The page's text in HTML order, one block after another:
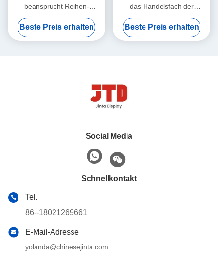
beansprucht Reihen-
Schwarzes geschweißtes
Stahlfach BV 4 stark
Beste Preis erhalten
das Handelsfach der
Reihen-2000kgs 6 beiseite
legt
Beste Preis erhalten
Social Media
Schnellkontakt
Tel.
86--18021269661
E-Mail-Adresse
yolanda@chinesejinta.com